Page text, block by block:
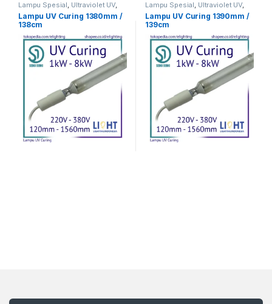
Lampu Spesial, Ultraviolet UV,
UV Curing
Lampu UV Curing 1380mm /
138cm
Lampu Spesial, Ultraviolet UV,
UV Curing
Lampu UV Curing 1390mm /
139cm